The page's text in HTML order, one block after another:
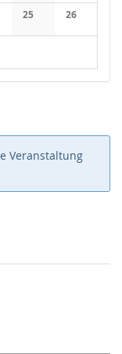
Veranstaltungen
Keine Keine
Veranstaltungen
25
Keine
26
Keine
Veranstaltung